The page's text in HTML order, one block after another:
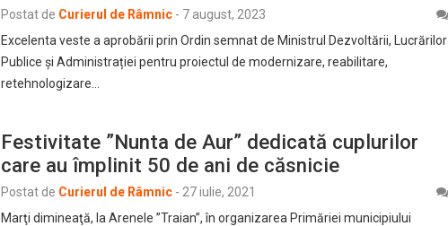
Postat de Curierul de Râmnic - 7 august, 2023
Excelenta veste a aprobării prin Ordin semnat de Ministrul Dezvoltării, Lucrărilor
Publice și Administrației pentru proiectul de modernizare, reabilitare,
retehnologizare…
Festivitate ”Nunta de Aur” dedicată cuplurilor
care au împlinit 50 de ani de căsnicie
Postat de Curierul de Râmnic - 27 iulie, 2021
Marţi dimineaţă, la Arenele ”Traian”, în organizarea Primăriei municipiului